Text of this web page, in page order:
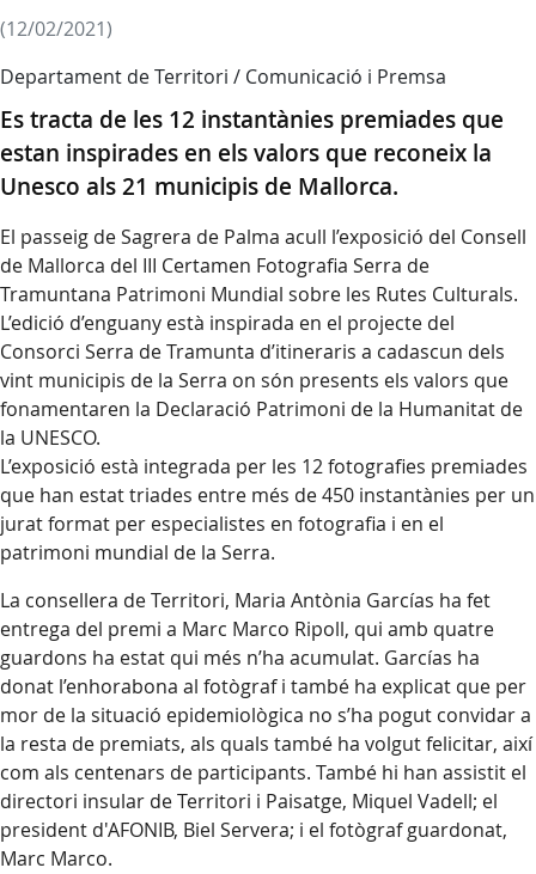
(12/02/2021)
Departament de Territori / Comunicació i Premsa
Es tracta de les 12 instantànies premiades que
estan inspirades en els valors que reconeix la
Unesco als 21 municipis de Mallorca.
El passeig de Sagrera de Palma acull l’exposició del Consell
de Mallorca del III Certamen Fotografia Serra de
Tramuntana Patrimoni Mundial sobre les Rutes Culturals.
L’edició d’enguany està inspirada en el projecte del
Consorci Serra de Tramunta d’itineraris a cadascun dels
vint municipis de la Serra on són presents els valors que
fonamentaren la Declaració Patrimoni de la Humanitat de
la UNESCO.
L’exposició està integrada per les 12 fotografies premiades
que han estat triades entre més de 450 instantànies per un
jurat format per especialistes en fotografia i en el
patrimoni mundial de la Serra.
La consellera de Territori, Maria Antònia Garcías ha fet
entrega del premi a Marc Marco Ripoll, qui amb quatre
guardons ha estat qui més n’ha acumulat. Garcías ha
donat l’enhorabona al fotògraf i també ha explicat que per
mor de la situació epidemiològica no s’ha pogut convidar a
la resta de premiats, als quals també ha volgut felicitar, així
com als centenars de participants. També hi han assistit el
directori insular de Territori i Paisatge, Miquel Vadell; el
president d'AFONIB, Biel Servera; i el fotògraf guardonat,
Marc Marco.